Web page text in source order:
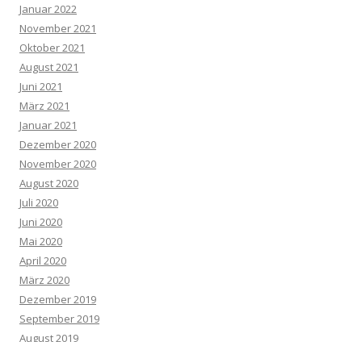
Januar 2022
November 2021
Oktober 2021
August 2021
Juni 2021
März 2021
Januar 2021
Dezember 2020
November 2020
August 2020
Juli 2020
Juni 2020
Mai 2020
April 2020
März 2020
Dezember 2019
September 2019
August 2019